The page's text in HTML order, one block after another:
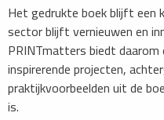
​Het gedrukte boek blijft een
sector blijft vernieuwen en
PRINTmatters biedt
inspirerende projecten,
praktijkvoorbeelden uit de
is.